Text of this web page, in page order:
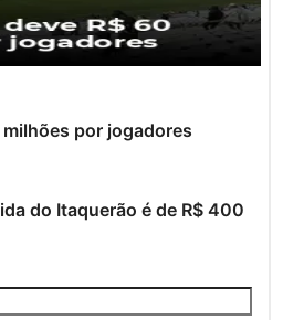
por jogadores
do Itaquerão é de R$ 400